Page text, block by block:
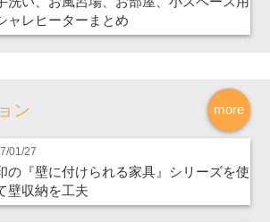
ャレヒーターまとめ
more
ン
01/27
の『壁に付けられる家具』シリーズを使
壁収納を工夫